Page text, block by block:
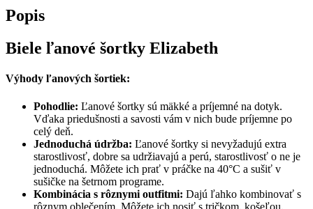
Popis
Biele ľanové šortky Elizabeth
Výhody ľanových šortiek:
Pohodlie: Ľanové šortky sú mäkké a príjemné na dotyk.
Vďaka priedušnosti a savosti vám v nich bude príjemne po
celý deň.
Jednoduchá údržba: Ľanové šortky si nevyžadujú extra
starostlivosť, dobre sa udržiavajú a perú, starostlivosť o ne je
jednoduchá. Môžete ich prať v práčke na 40°C a sušiť v
sušičke na šetrnom programe.
Kombinácia s rôznymi outfitmi: Dajú ľahko kombinovať s
rôznym oblečením. Môžete ich nosiť s tričkom, košeľou,